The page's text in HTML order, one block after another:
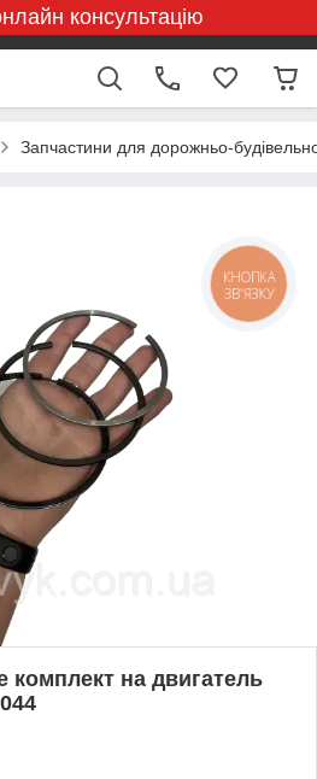
консультацію
Запчастини для дорожньо-
на двигатель
КНОПКА
ЗВ'ЯЗКУ